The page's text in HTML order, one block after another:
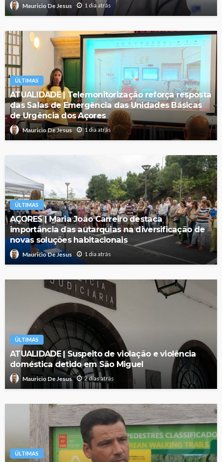
Mauricio De Jesus 1 dia atrás
ÚLTIMAS
ATUALIDADE | Telemonitorização reforça resposta
das Salas de Emergência das Unidades Básicas
de Urgência dos Açores
Mauricio De Jesus 1 dia atrás
ÚLTIMAS
AÇORES | Maria João Carreiro destaca
importância das autarquias na diversificação de
novas soluções habitacionais
Mauricio De Jesus 1 dia atrás
ÚLTIMAS
ATUALIDADE | Suspeito de violação e violência
doméstica detido em São Miguel
Mauricio De Jesus 2 dias atrás
ÚLTIMAS